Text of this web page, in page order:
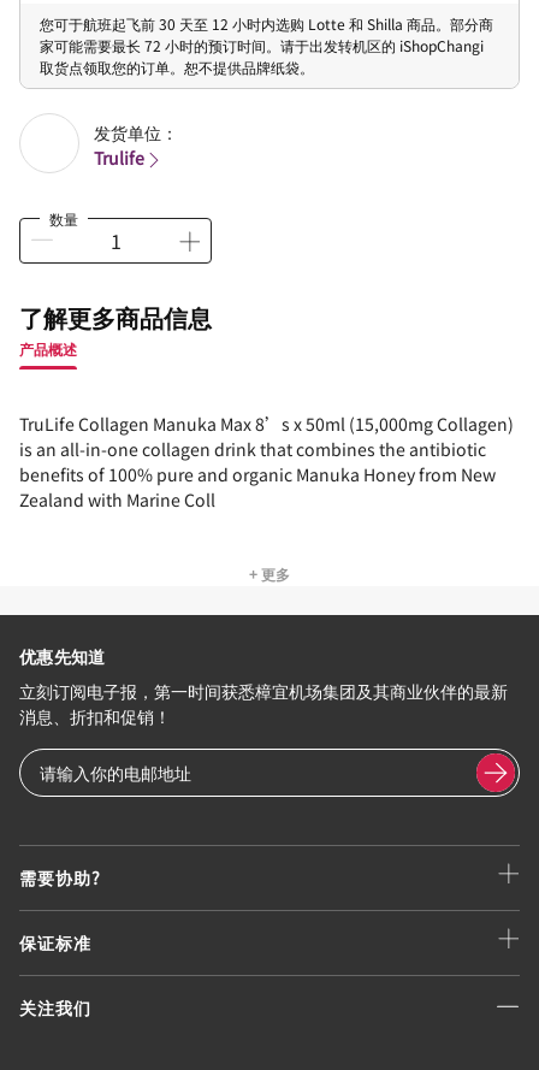
您可于航班起飞前 30 天至 12 小时内选购 Lotte 和 Shilla 商品。部分商
家可能需要最长 72 小时的预订时间。请于出发转机区的 iShopChangi
取货点领取您的订单。恕不提供品牌纸袋。
发货单位：
Trulife
数量
了解更多商品信息
产品概述
TruLife Collagen Manuka Max 8’s x 50ml (15,000mg Collagen)
is an all-in-one collagen drink that combines the antibiotic
benefits of 100% pure and organic Manuka Honey from New
Zealand with Marine Coll
+ 更多
需要协助?
保证标准
关注我们
优惠先知道
立刻订阅电子报，第一时间获悉樟宜机场集团及其商业伙伴的最新
消息、折扣和促销！